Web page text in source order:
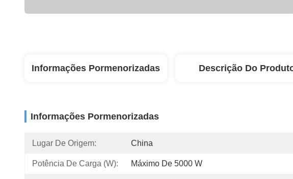
Informações Pormenorizadas Descrição Do
Informações Pormenorizadas
Lugar De Origem: China
Potência De Carga (W): Máximo De 5000 W